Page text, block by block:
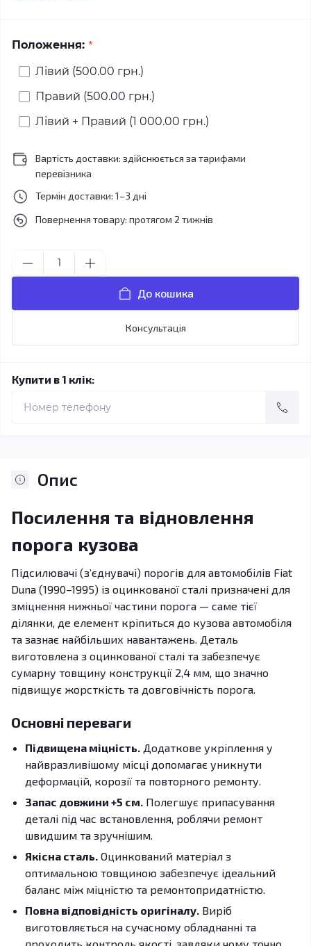
Положення: *
Лівий (500.00 грн.)
Правий (500.00 грн.)
Лівий + Правий (1 000.00 грн.)
Вартість доставки: здійснюється за тарифами
перевізника
Термін доставки: 1–3 дні
Повернення товару: протягом 2 тижнів
До кошика
Консультація
Купити в 1 клік:
Опис
Посилення та відновлення
порога кузова
Підсилювачі (з’єднувачі) порогів для автомобілів Fiat
Duna (1990–1995) із оцинкованої сталі призначені для
зміцнення нижньої частини порога — саме тієї
ділянки, де елемент кріпиться до кузова автомобіля
та зазнає найбільших навантажень. Деталь
виготовлена з оцинкованої сталі та забезпечує
сумарну товщину конструкції 2,4 мм, що значно
підвищує жорсткість та довговічність порога.
Основні переваги
Підвищена міцність. Додаткове укріплення у
найвразливішому місці допомагає уникнути
деформацій, корозії та повторного ремонту.
Запас довжини +5 см. Полегшує припасування
деталі під час встановлення, роблячи ремонт
швидшим та зручнішим.
Якісна сталь. Оцинкований матеріал з
оптимальною товщиною забезпечує ідеальний
баланс між міцністю та ремонтопридатністю.
Повна відповідність оригіналу. Виріб
виготовляється на сучасному обладнанні та